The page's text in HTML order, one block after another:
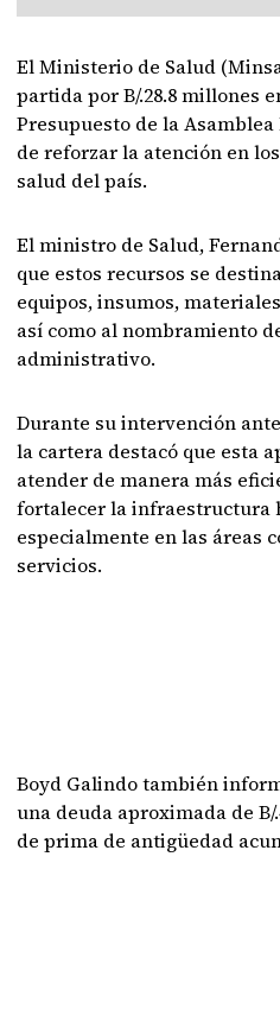
El Ministerio de Salud
partida por B/.28.8 millones
Presupuesto de la
de reforzar la atención en
salud del país.
El ministro de Salud,
que estos recursos se
equipos, insumos,
así como al nombramiento
administrativo.
Durante su intervención
la cartera destacó que esta
atender de manera más
fortalecer la infraestructura
especialmente en las áreas
servicios.
Boyd Galindo también
una deuda aproximada de
de prima de antigüedad